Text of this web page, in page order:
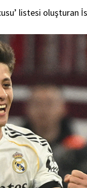
listesi oluşturan